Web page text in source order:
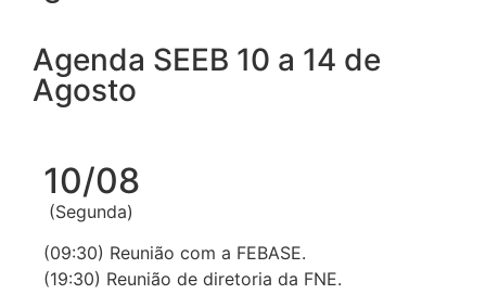
Agenda SEEB 10 a 14 de
Agosto
10/08
(Segunda)
(09:30) Reunião com a FEBASE.
(19:30) Reunião de diretoria da FNE.